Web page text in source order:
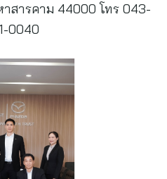
สารคาม 44000 โทร 043-
0040